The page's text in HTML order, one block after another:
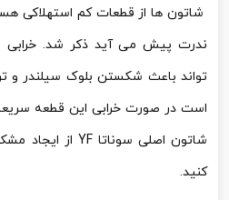
شاتون ها از قطعات کم استهلاکی
ندرت پیش می آید ذکر شد.
تواند باعث شکستن بلوک سیلندر و
است در صورت خرابی این قطعه
شاتون اصلی سوناتاYF از ایجاد
کنید.